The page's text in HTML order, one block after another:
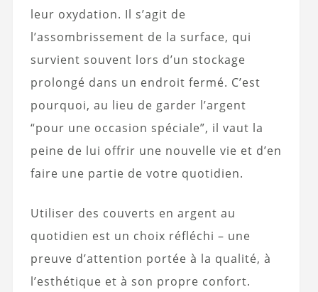
leur oxydation. Il s’agit de
l’assombrissement de la surface, qui
survient souvent lors d’un stockage
prolongé dans un endroit fermé. C’est
pourquoi, au lieu de garder l’argent
“pour une occasion spéciale”, il vaut la
peine de lui offrir une nouvelle vie et d’en
faire une partie de votre quotidien.
Utiliser des couverts en argent au
quotidien est un choix réfléchi – une
preuve d’attention portée à la qualité, à
l’esthétique et à son propre confort.